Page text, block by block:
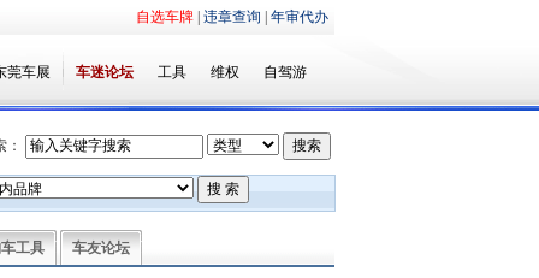
自选车牌| 违章查询 年审代办
莞车展 车迷论坛 工具 维权 自驾游
：
工具 车友论坛